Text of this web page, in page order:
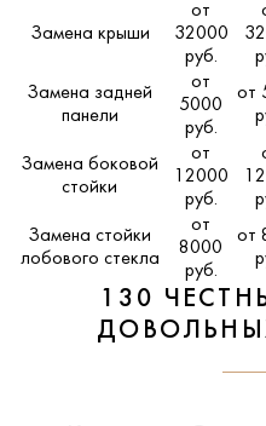
Замена крыши
от
32000
руб.
Замена задней
панели
от
5000
руб.
от
Замена боковой
стойки
от
12000
руб.
Замена стойки
лобового стекла
от
8000
руб.
от
130